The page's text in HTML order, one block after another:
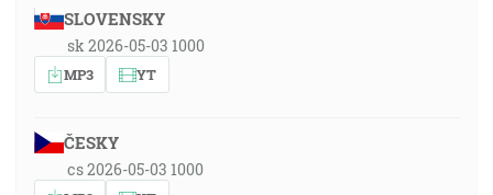
SLOVENSKY
sk 2026-05-03 1000
MP3 YT
ČESKY
cs 2026-05-03 1000